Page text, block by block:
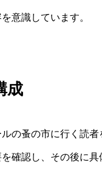
意識しています。
成
の蚤の市に行く読
確認し、その後に